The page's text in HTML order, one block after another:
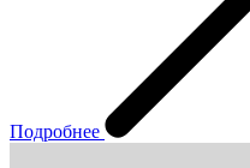
Подробнее